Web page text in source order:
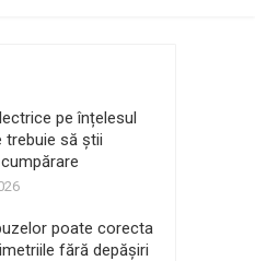
pe înțelesul
trebuie să știi
poate corecta
fără depășiri